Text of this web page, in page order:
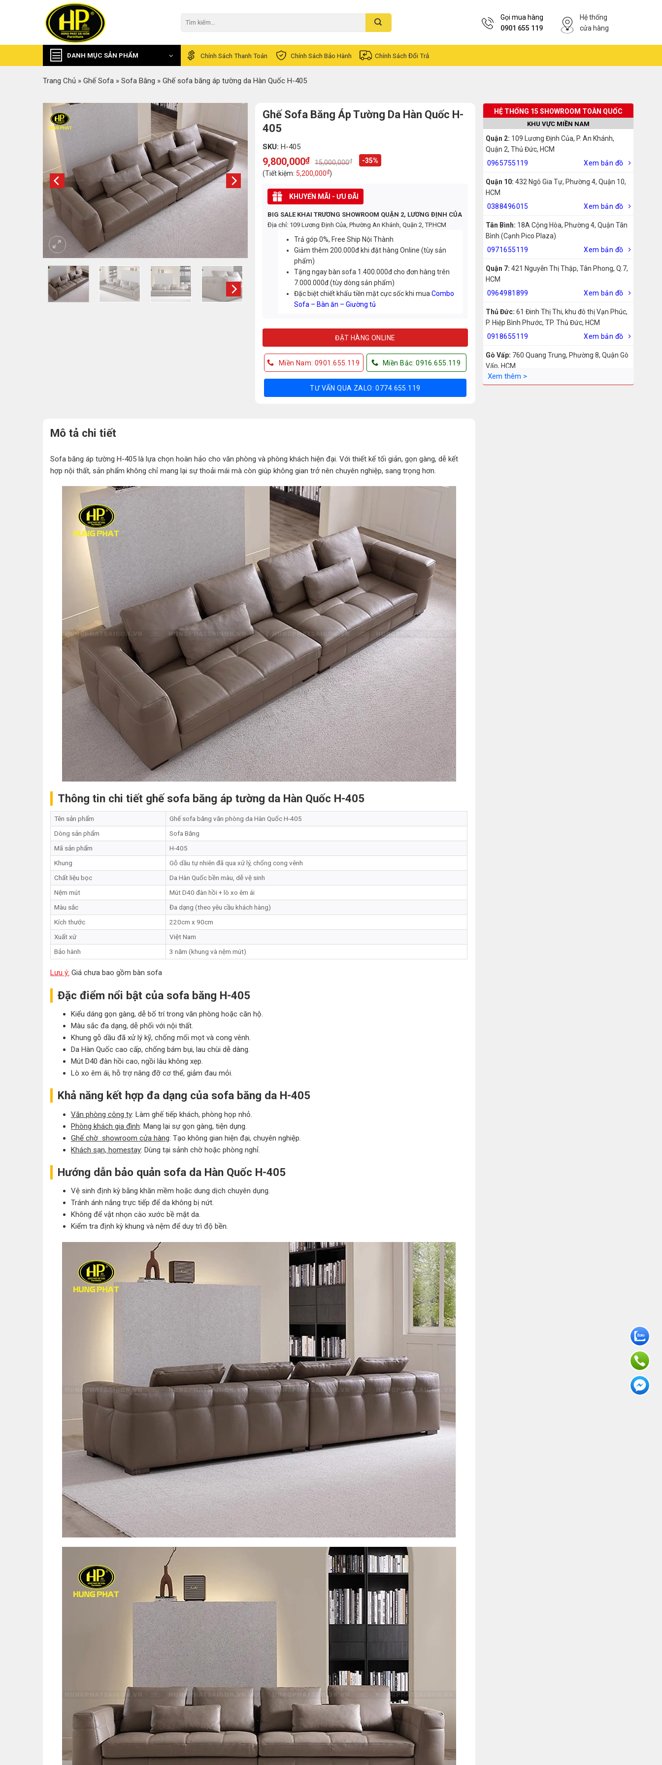
kiếm:
Gọi mua hàng
0901 655 119
Hệ thống
cửa hàng
DANH MỤC SẢN PHẨM Chính Sách Thanh Toán Chính Sách Bảo Hành Chính Sách Đổi Trả
Trang Chủ » Ghế Sofa » Sofa Băng » Ghế sofa băng áp tường da Hàn Quốc H-405
HỆ THỐNG 15 SHOWROOM TOÀN QUỐC
KHU VỰC MIỀN NAM
Quận 2: 109 Lương Định Của, P. An Khánh,
Quận 2, Thủ Đức, HCM
0965755119
Xem bản đồ
Quận 10: 432 Ngô Gia Tự, Phường 4, Quận 10,
HCM
0388496015
Xem bản đồ
Tân Bình: 18A Cộng Hòa, Phường 4, Quận Tân
Bình (Cạnh Pico Plaza)
0971655119
Xem bản đồ
Quận 7: 421 Nguyễn Thị Thập, Tân Phong, Q.7,
HCM
0964981899
Xem bản đồ
Thủ Đức: 61 Đinh Thị Thi, khu đô thị Vạn Phúc,
P. Hiệp Bình Phước, TP. Thủ Đức, HCM
0918655119
Xem bản đồ
Gò Vấp: 760 Quang Trung, Phường 8, Quận Gò
Vấp, HCM
0942755119
Ghế Sofa Băng Áp Tường Da Hàn Quốc H-
405
SKU:H-405
15,000,000₫
Original
price
was:
15,000,000₫.
9,800,000₫
Current
price
is:
9,800,000₫.
-35%
(Tiết kiệm: 5,200,000₫)
KHUYẾN MÃI - ƯU ĐÃI
BIG SALE KHAI TRƯƠNG SHOWROOM QUẬN 2, LƯƠNG ĐỊNH CỦA
Địa chỉ: 109 Lương Định Của, Phường An Khánh, Quận 2, TP.HCM
Trả góp 0%, Free Ship Nội Thành
Giảm thêm 200.000đ khi đặt hàng Online (tùy sản
phẩm)
Tặng ngay bàn sofa 1.400.000đ cho đơn hàng trên
7.000.000đ (tùy dòng sản phẩm)
Đặc biệt chiết khấu tiền mặt cực sốc khi muaCombo
Sofa – Bàn ăn – Giường tủ
ĐẶT HÀNG ONLINE
Miền Nam: 0901.655.119 Miền Bắc: 0916.655.119
TƯ VẤN QUA ZALO: 0774.655.119
Mô tả chi tiết
Sofa băng áp tường H-405 là lựa chọn hoàn hảo cho văn phòng và phòng khách hiện đại. Với thiết kế tối giản, gọn gàng, dễ kết
hợp nội thất, sản phẩm không chỉ mang lại sự thoải mái mà còn giúp không gian trở nên chuyên nghiệp, sang trọng hơn.
Thông tin chi tiết ghế sofa băng áp tường da Hàn Quốc H-405
Tên sản phẩm
Ghế sofa băng văn phòng da Hàn Quốc H-405
Dòng sản phẩm
Sofa Băng
Mã sản phẩm
H-405
Khung
Gỗ dầu tự nhiên đã qua xử lý, chống cong vênh
Chất liệu bọc
Da Hàn Quốc bền màu, dễ vệ sinh
Nệm mút
Mút D40 đàn hồi + lò xo êm ái
Màu sắc
Đa dạng (theo yêu cầu khách hàng)
Kích thước
220cm x 90cm
Xuất xứ
Việt Nam
Bảo hành
3 năm (khung và nệm mút)
Lưu ý: Giá chưa bao gồm bàn sofa
Đặc điểm nổi bật của sofa băng H-405
Kiểu dáng gọn gàng, dễ bố trí trong văn phòng hoặc căn hộ.
Màu sắc đa dạng, dễ phối với nội thất.
Khung gỗ dầu đã xử lý kỹ, chống mối mọt và cong vênh.
Da Hàn Quốc cao cấp, chống bám bụi, lau chùi dễ dàng.
Mút D40 đàn hồi cao, ngồi lâu không xẹp.
Lò xo êm ái, hỗ trợ nâng đỡ cơ thể, giảm đau mỏi.
Khả năng kết hợp đa dạng của sofa băng da H-405
Văn phòng công ty: Làm ghế tiếp khách, phòng họp nhỏ.
Phòng khách gia đình: Mang lại sự gọn gàng, tiện dụng.
Ghế chờ showroom cửa hàng: Tạo không gian hiện đại, chuyên nghiệp.
Khách sạn, homestay: Dùng tại sảnh chờ hoặc phòng nghỉ.
Hướng dẫn bảo quản sofa da Hàn Quốc H-405
Vệ sinh định kỳ bằng khăn mềm hoặc dung dịch chuyên dụng.
Tránh ánh nắng trực tiếp để da không bị nứt.
Không để vật nhọn cào xước bề mặt da.
Kiểm tra định kỳ khung và nệm để duy trì độ bền.